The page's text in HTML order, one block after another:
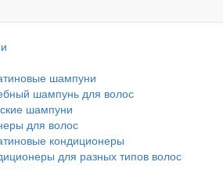
шампуни
шампунь для волос
шампуни
для волос
кондиционеры
для разных типов волос